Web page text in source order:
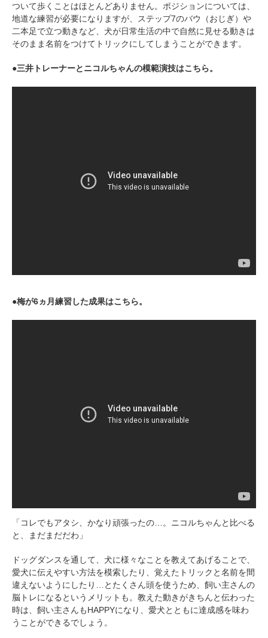
ついて歩くことはほとんどありません。ポジションについては、
地道な練習が必要になりますが、ステップ7のバウ（おじぎ）や
二本足で立つ動きなど、犬が日常生活の中で自然に見せる動きは
そのまま名前をつけてトリックにしてしまうことができます。
●三井トレーナーとニコルちゃんの模範演技はこちら。
●梅が6ヵ月練習した成果はこちら。
「コレでもアタシ、かなり頑張ったの…。ニコルちゃんと比べる
と、まだまだだわ」
ドッグダンスを通して、犬に様々なことを教えてあげることで、
愛犬に伝えやすい方法を模索したり、覚えたトリックと名前を間
違えないようにしたり…とたくさん頭を使うため、飼い主さんの
脳トレになるというメリットも。教えた動きがきちんと伝わった
時は、飼い主さんもHAPPYになり、愛犬とともに達成感を味わ
うことができるでしょう。
閉じる
PECOアプリをダウンロード済みの方
アプリで開く